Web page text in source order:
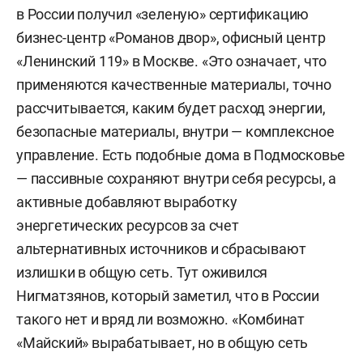
в России получил «зеленую» сертификацию
бизнес-центр «Романов двор», офисный центр
«Ленинский 119» в Москве. «Это означает, что
применяются качественные материалы, точно
рассчитывается, каким будет расход энергии,
безопасные материалы, внутри — комплексное
управление. Есть подобные дома в Подмосковье
— пассивные сохраняют внутри себя ресурсы, а
активные добавляют выработку
энергетических ресурсов за счет
альтернативных источников и сбрасывают
излишки в общую сеть. Тут оживился
Нигматзянов, который заметил, что в России
такого нет и вряд ли возможно. «Комбинат
«Майский» вырабатывает, но в общую сеть